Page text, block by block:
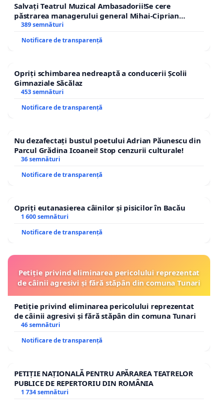
Salvați Teatrul Muzical Ambasadorii!Se cere
păstrarea managerului general Mihai-Ciprian
ROGOJAN
389 semnături
Notificare de transparență
Opriți schimbarea nedreaptă a conducerii Școlii
Gimnaziale Săcălaz
453 semnături
Notificare de transparență
Nu dezafectați bustul poetului Adrian Păunescu din
Parcul Grădina Icoanei! Stop cenzurii culturale!
36 semnături
Notificare de transparență
Opriți eutanasierea câinilor și pisicilor în Bacău
1 600 semnături
Notificare de transparență
Petiție privind eliminarea pericolului reprezentat
de câinii agresivi și fără stăpân din comuna Tunari
Petiție privind eliminarea pericolului reprezentat
de câinii agresivi și fără stăpân din comuna Tunari
46 semnături
Notificare de transparență
PETIȚIE NAȚIONALĂ PENTRU APĂRAREA TEATRELOR
PUBLICE DE REPERTORIU DIN ROMÂNIA
1 734 semnături